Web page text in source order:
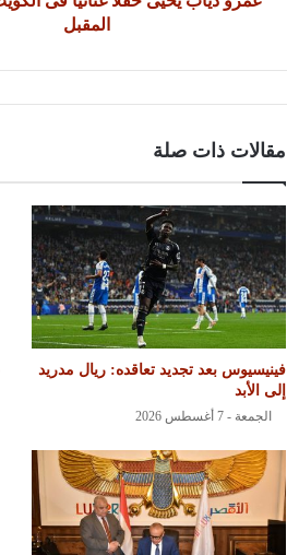
المقبل
مقالات ذات صلة
فينيسيوس بعد تجديد تعاقده: ريال مدريد
إلى الأبد
الجمعة - 7 أغسطس 2026